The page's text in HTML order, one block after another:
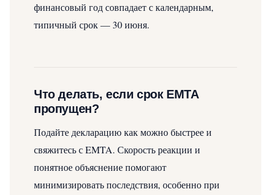
финансовый год совпадает с календарным,
типичный срок — 30 июня.
Что делать, если срок EMTA
пропущен?
Подайте декларацию как можно быстрее и
свяжитесь с EMTA. Скорость реакции и
понятное объяснение помогают
минимизировать последствия, особенно при